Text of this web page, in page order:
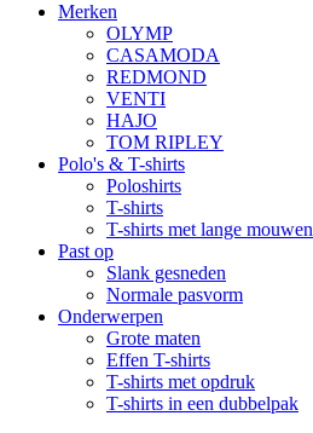
Merken
OLYMP
CASAMODA
REDMOND
VENTI
HAJO
TOM RIPLEY
Polo's & T-shirts
Poloshirts
T-shirts
T-shirts met lange mouwen
Past op
Slank gesneden
Normale pasvorm
Onderwerpen
Grote maten
Effen T-shirts
T-shirts met opdruk
T-shirts in een dubbelpak